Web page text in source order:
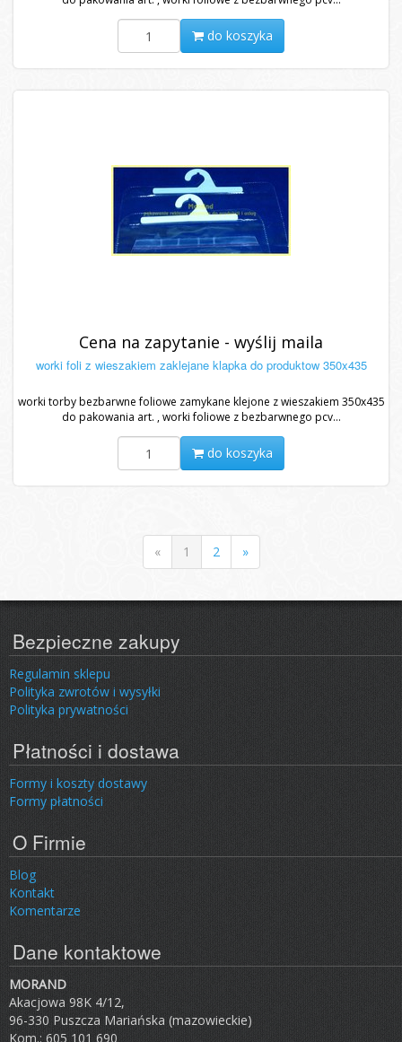
do koszyka
Cena na zapytanie - wyślij maila
worki foli z wieszakiem zaklejane klapka do produktow 350x435
worki torby bezbarwne foliowe zamykane klejone z wieszakiem 350x435
do pakowania art. , worki foliowe z bezbarwnego pcv...
do koszyka
« 1 2 »
Bezpieczne zakupy
Regulamin sklepu
Polityka zwrotów i wysyłki
Polityka prywatności
Płatności i dostawa
Formy i koszty dostawy
Formy płatności
O Firmie
Blog
Kontakt
Komentarze
Dane kontaktowe
MORAND
Akacjowa 98K 4/12,
96-330 Puszcza Mariańska (mazowieckie)
Kom.: 605 101 690